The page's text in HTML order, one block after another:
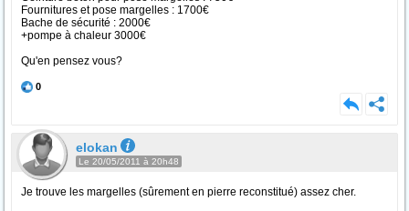
Fournitures et pose margelles : 1700€
Bache de sécurité : 2000€
+pompe à chaleur 3000€
Qu'en pensez vous?
0
elokan
Le 20/05/2011 à 20h48
Je trouve les margelles (sûrement en pierre reconstitué) assez cher.